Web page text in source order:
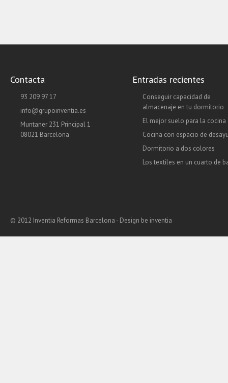
Contacta
93 209 97 17
info@grupoinventia.es
Muntaner 231 Principal 1
08021 Barcelona
Entradas recientes
Conseguir capacidad de
almacenaje en tu dormitorio
El mejor suelo para la cocina
Cocina con espacio de
Dormitorio a dos colores
Los textiles en un cuarto de
© 2012 Inventia Reformas Barcelona - Design be inventia